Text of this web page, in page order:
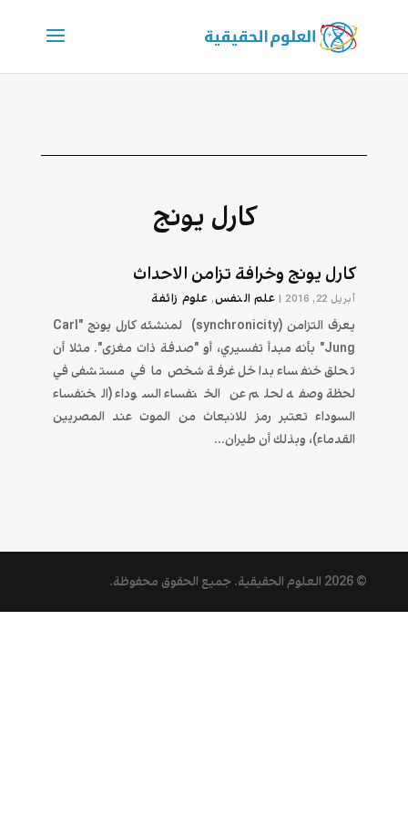
كارل يونج
كارل يونج وخرافة تزامن الاحداث
أبريل 22, 2016 | علم النفس, علوم زائفة
يعرف التزامن (synchronicity) لمنشئه كارل يونج "Carl
Jung" بأنه مبدأ تفسيري، أو "صدفة ذات مغزى". مثلا أن
تحلق خنفساء بداخل غرفة شخص ما في مستشفى في
لحظة وصفه لحلم عن الخنفساء السوداء (الخنفساء
السوداء تعتبر رمز للانبعاث من الموت عند المصريين
القدماء)، وبذلك أن طيران...
© 2026 العلوم الحقيقية. جميع الحقوق محفوظة.